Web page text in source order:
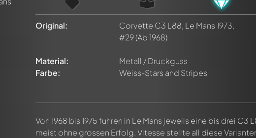
Original:
Corvette C3 L88, Le Mans 1973,
#29(Ab 1968)
Material:
Metall / Druckguss
Farbe:
Weiss-Stars and Stripes
Von 1968 bis 1975 fuhren in Le Mans jeweils eine bis drei
meist ohne grossen Erfolg. Vitesse stellte all diese
diesem Modell!
diskutiert werden. Es ist wie ein Chat.
die Verwendung eines